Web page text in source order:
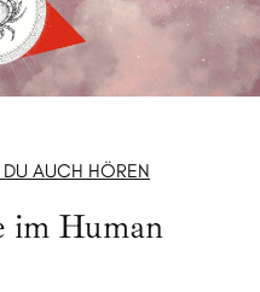
DU AUCH HÖREN
im Human